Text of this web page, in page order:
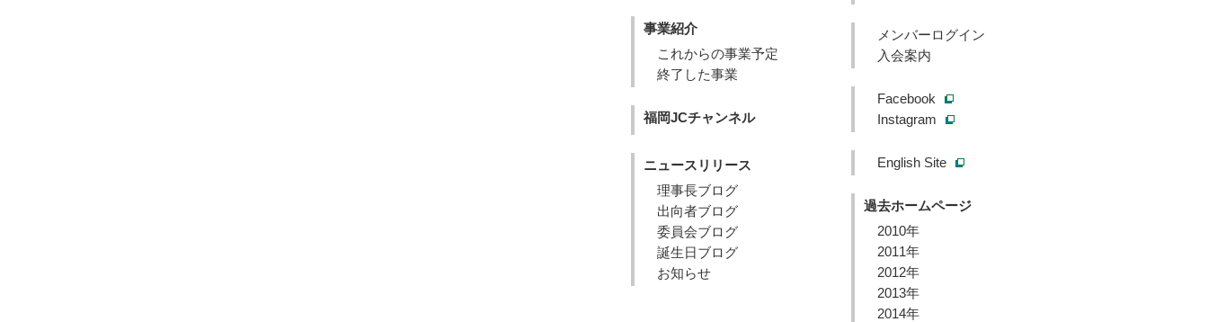
事業紹介
これからの事業予定
終了した事業
福岡JCチャンネル
ニュースリリース
理事長ブログ
出向者ブログ
委員会ブログ
誕生日ブログ
お知らせ
メンバーログイン
入会案内
Facebook
Instagram
English Site
過去ホームページ
2010年
2011年
2012年
2013年
2014年